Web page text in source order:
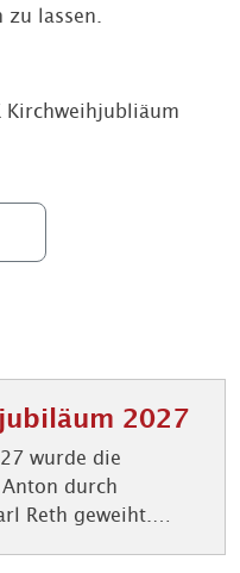
lassen.
Kirchweihjubliäum
2027
wurde die
durch
Reth geweiht.